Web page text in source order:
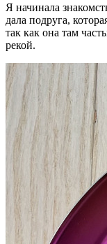
Я начинала
дала подруга,
так как она там
рекой.